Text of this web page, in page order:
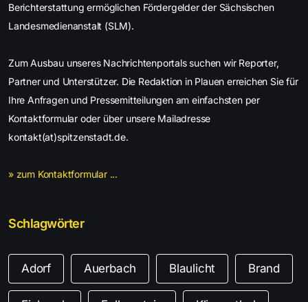
Berichterstattung ermöglichen Fördergelder der Sächsischen
Landesmedienanstalt (SLM).
Zum Ausbau unseres Nachrichtenportals suchen wir Reporter,
Partner und Unterstützer. Die Redaktion in Plauen erreichen Sie für
Ihre Anfragen und Pressemitteilungen am einfachsten per
Kontaktformular oder über unsere Mailadresse
kontakt(at)spitzenstadt.de.
» zum Kontaktformular ...
Schlagwörter
Adorf Auerbach Blaulicht Brand